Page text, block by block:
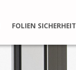
FOLIEN SICHERHEIT